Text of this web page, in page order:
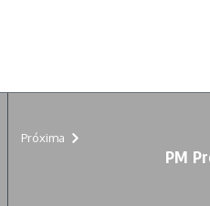
Próxima
PM